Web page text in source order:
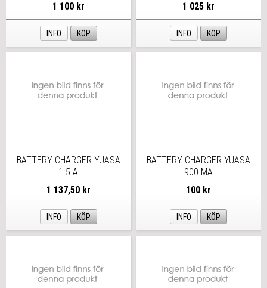
1 100 kr
INFO KÖP
1 025 kr
INFO KÖP
BATTERY CHARGER YUASA
1.5 A
1 137,50 kr
INFO KÖP
BATTERY CHARGER YUASA
900 MA
100 kr
INFO KÖP